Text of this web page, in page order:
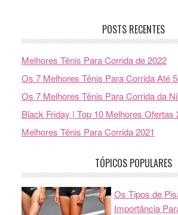
POSTS RECENTES
Melhores Tênis Para Corrida de 2022
Os 7 Melhores Tênis Para Corrida Até
Os 7 Melhores Tênis Para Corrida da
Black Friday | Top 10 Melhores Ofertas
Melhores Tênis Para Corrida 2021
TÓPICOS POPULARES
Os Tipos de
Importância